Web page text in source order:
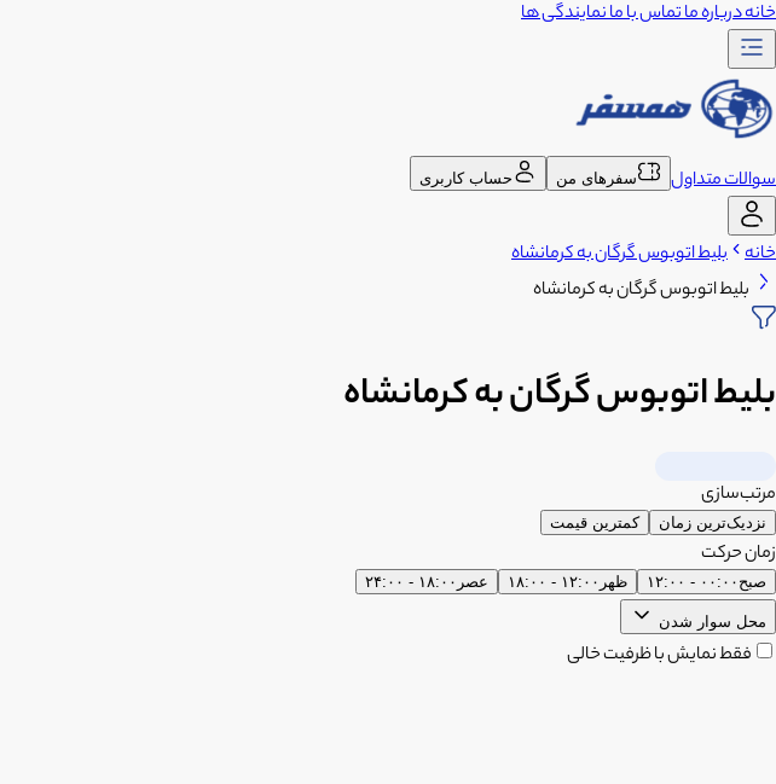
خانهدرباره ماتماس با مانمایندگی ها
سوالات متداول سفرهای من حساب کاربری
خانه بلیط اتوبوس گرگان به کرمانشاه
بلیط اتوبوس گرگان به کرمانشاه
بلیط اتوبوس گرگان به کرمانشاه
مرتب‌سازی
نزدیک‌ترین زمان کمترین قیمت
زمان حرکت
صبح ۰۰:۰۰ - ۱۲:۰۰ ظهر ۱۲:۰۰ - ۱۸:۰۰ عصر ۱۸:۰۰ - ۲۴:۰۰
محل سوار شدن
فقط نمایش با ظرفیت خالی